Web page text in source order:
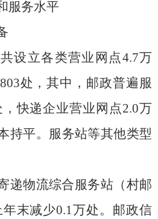
服务水平
设立各类营业网点4.7万
803处，其中，邮政普遍服
，快递企业营业网点2.0万
持平。 服务站等其他类型
递物流综合服务站（村邮
末减少0.1万处。邮政信